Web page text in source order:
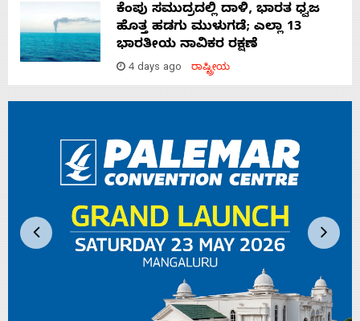
ಕೆಂಪು ಸಮುದ್ರದಲ್ಲಿ ದಾಳಿ, ಭಾರತ ಧ್ವಜ
ಹೊತ್ತ ಹಡಗು ಮುಳುಗಡೆ; ಎಲ್ಲಾ 13
ಭಾರತೀಯ ನಾವಿಕರ ರಕ್ಷಣೆ
4 days ago ರಾಷ್ಟ್ರೀಯ